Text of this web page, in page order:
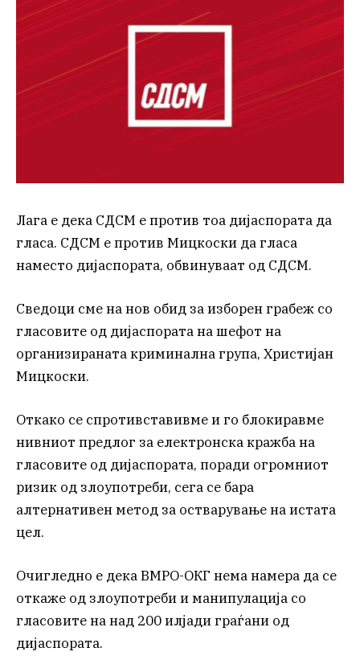
Лага е дека СДСМ е против тоа дијаспората да
гласа. СДСМ е против Мицкоски да гласа
наместо дијаспората, обвинуваат од СДСМ.
Сведоци сме на нов обид за изборен грабеж со
гласовите од дијаспората на шефот на
организираната криминална група, Христијан
Мицкоски.
Откако се спротивставивме и го блокиравме
нивниот предлог за електронска кражба на
гласовите од дијаспората, поради огромниот
ризик од злоупотреби, сега се бара
алтернативен метод за остварување на истата
цел.
Очигледно е дека ВМРО-ОКГ нема намера да се
откаже од злоупотреби и манипулација со
гласовите на над 200 илјади граѓани од
дијаспората.